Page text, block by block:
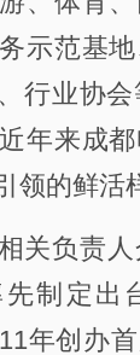
示范基
行业协
年来成
领的鲜活
关负责
制定出
年创办